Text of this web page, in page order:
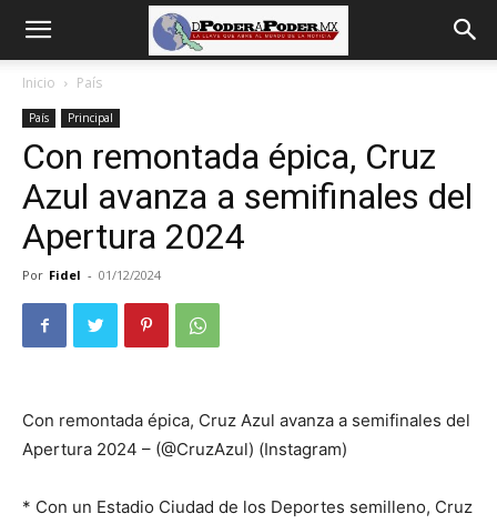
poder
Poder
Inicio País
País Principal
Con remontada épica, Cruz
Azul avanza a semifinales del
Apertura 2024
Por Fidel - 01/12/2024
Con remontada épica, Cruz Azul avanza a semifinales del
Apertura 2024 – (@CruzAzul) (Instagram)
* Con un Estadio Ciudad de los Deportes semilleno, Cruz